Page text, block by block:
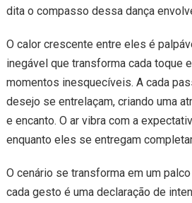
dita o compasso dessa dança
O calor crescente entre eles é
inegável que transforma cada toque
momentos inesquecíveis. A cada
desejo se entrelaçam, criando uma
e encanto. O ar vibra com a
enquanto eles se entregam
O cenário se transforma em um
cada gesto é uma declaração de